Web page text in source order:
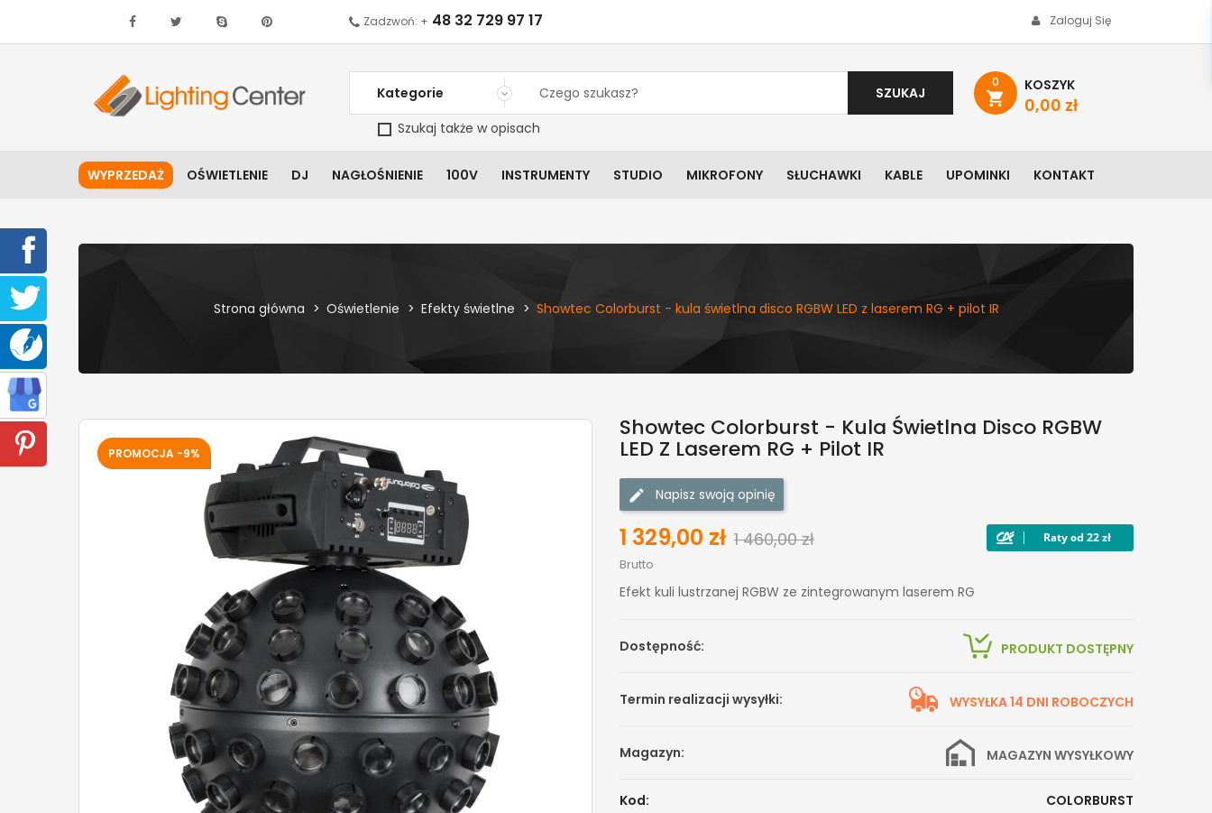
Kategorie
SZUKAJ
Szukaj także w opisach
0
shopping_cart
KOSZYK
0,00 zł
Zadzwoń: + 48 32 729 97 17 Zaloguj Się
WYPRZEDAŻ OŚWIETLENIE DJ NAGŁOŚNIENIE 100V INSTRUMENTY STUDIO MIKROFONY SŁUCHAWKI KABLE UPOMINKI KONTAKT
Strona główna Oświetlenie Efekty świetlne Showtec Colorburst - kula świetlna disco RGBW LED z laserem RG + pilot IR
PROMOCJA -9%
Showtec Colorburst - Kula Świetlna Disco RGBW
LED Z Laserem RG + Pilot IR
Napisz swoją opinię
1 329,00 zł 1 460,00 zł
Brutto
Efekt kuli lustrzanej RGBW ze zintegrowanym laserem RG
Dostępność: PRODUKT DOSTĘPNY
Termin realizacji wysyłki: WYSYŁKA 14 DNI ROBOCZYCH
Magazyn: MAGAZYN WYSYŁKOWY
Kod:
COLORBURST